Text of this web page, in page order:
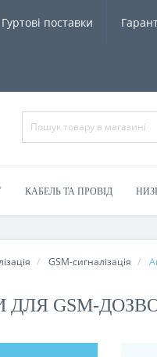
Гуртові поставки
КАБЕЛЬ ТА ПРОВІД
GSM-сигналізація
ДЛЯ GSM-